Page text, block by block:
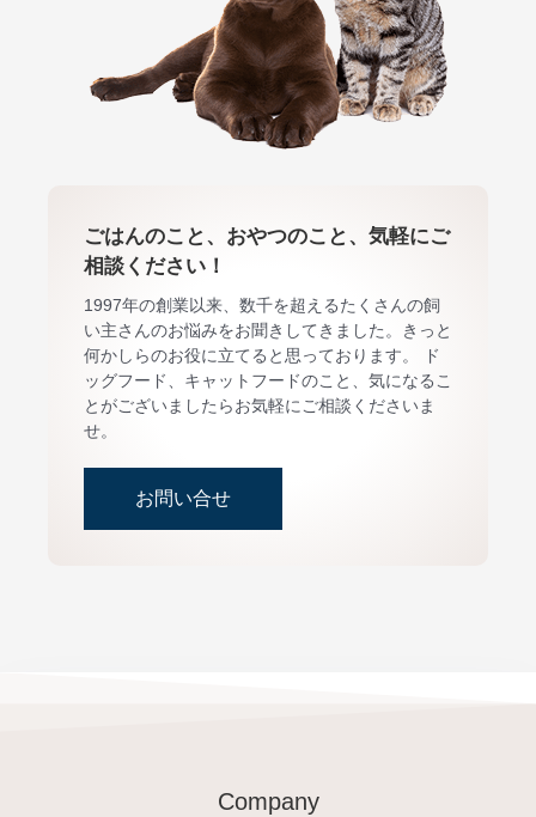
ごはんのこと、おやつのこと、気軽にご
相談ください！
1997年の創業以来、数千を超えるたくさんの飼
い主さんのお悩みをお聞きしてきました。きっと
何かしらのお役に立てると思っております。 ド
ッグフード、キャットフードのこと、気になるこ
とがございましたらお気軽にご相談くださいま
せ。
お問い合せ
Company